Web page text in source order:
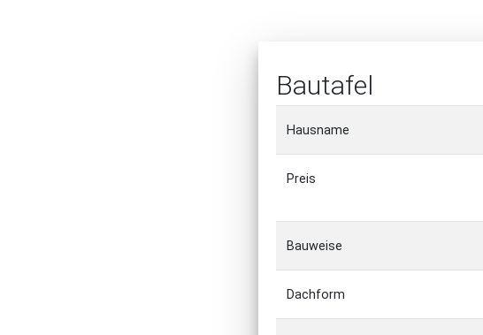
Bautafel
Hausname
Preis
Bauweise
Dachform